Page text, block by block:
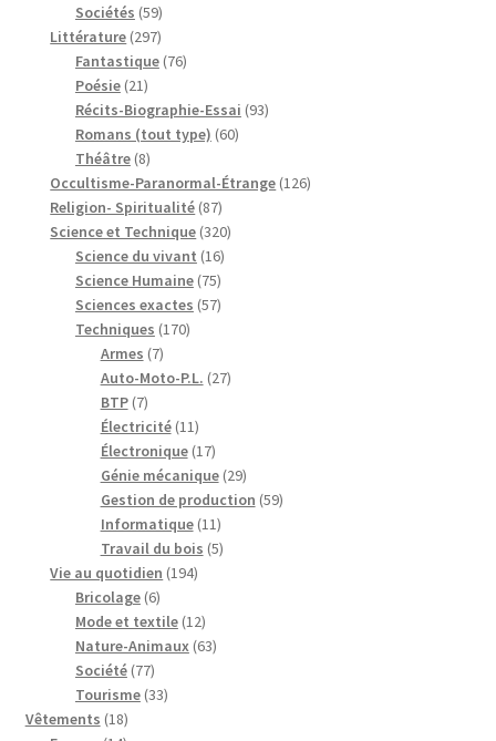
Sociétés 5959
produits
Littérature 297297
produits
Fantastique 7676
Poésie 2121
produits
Récits-Biographie-Essai 9393
Romans (tout type) 6060
Théâtre 88
produits
Occultisme-Paranormal-Étrange 126126
Religion- Spiritualité 8787
produits
Science et Technique 320320
Science du vivant 1616
produits
Science Humaine 7575
produits
Sciences exactes 5757
Techniques 170170
Armes 77
produits
Auto-Moto-P.L. 2727
BTP 77
produits
Électricité 1111
produits
Électronique 1717
produits
Génie mécanique 2929
produits
Gestion de production 5959
Informatique 1111
produits
Travail du bois 55
Vie au quotidien 194194
Bricolage 66
produits
Mode et textile 1212
produits
Nature-Animaux 6363
Société 7777
produits
Tourisme 3333
Vêtements 1818